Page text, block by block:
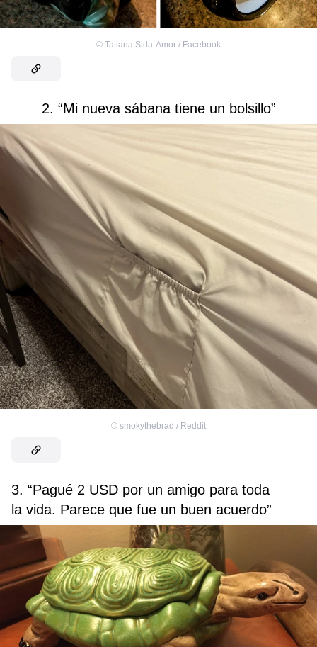
© Tatiana Sida-Amor / Facebook
2. “Mi nueva sábana tiene un bolsillo”
© smokythebrad / Reddit
3. “Pagué 2 USD por un amigo para toda
la vida. Parece que fue un buen acuerdo”